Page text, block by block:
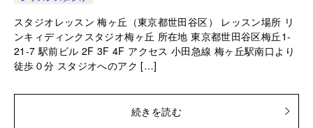
スタジオレッスン 梅ヶ丘（東京都世田谷区） レッスン場所 リ
ンキィディンクスタジオ梅ヶ丘 所在地 東京都世田谷区梅丘1-
21-7 駅前ビル 2F 3F 4F アクセス 小田急線 梅ヶ丘駅南口より
徒歩０分 スタジオへのアク […]
続きを読む